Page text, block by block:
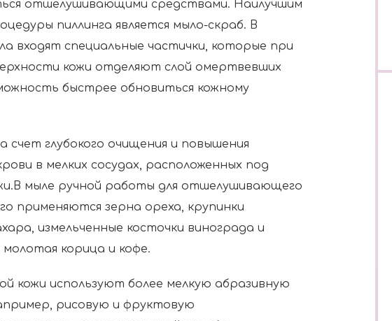
отшелушивающими средствами. Наилучшим
пиллинга является мыло-скраб. В
входят специальные частички, которые при
кожи отделяют слой омертвевших
быстрее обновиться кожному
счет глубокого очищения и повышения
в мелких сосудах, расположенных под
мыле ручной работы для отшелушивающего
применяются зерна ореха, крупинки
измельченные косточки винограда и
корица и кофе.
кожи используют более мелкую абразивную
рисовую и фруктовую